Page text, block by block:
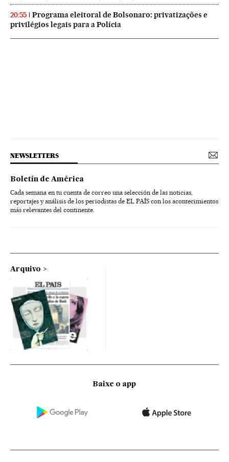
20:55
Programa eleitoral de Bolsonaro: privatizações e
privilégios legais para a Polícia
NEWSLETTERS
Boletín de América
Cada semana en tu cuenta de correo una selección de las noticias,
reportajes y análisis de los periodistas de EL PAÍS con los acontecimientos
más relevantes del continente.
Arquivo
Baixe o app